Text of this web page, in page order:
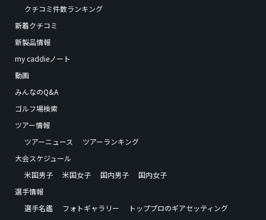
クチコミ件数ランキング
新着クチコミ
新製品情報
my caddieノート
動画
みんなのQ&A
ゴルフ場検索
ツアー情報
ツアーニュース
ツアーランキング
大会スケジュール
米国男子
米国女子 国内男子
国内女子
選手情報
選手名鑑
フォトギャラリー
トッププロのギアセッティング